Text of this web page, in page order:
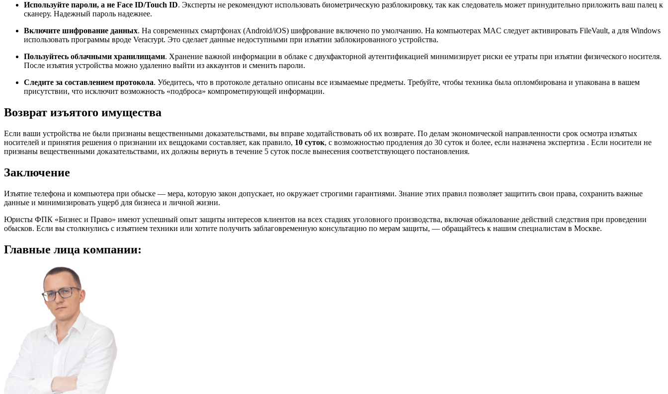
Используйте пароли, а не Face ID/Touch ID. Эксперты не рекомендуют использовать биометрическую разблокировку, так как следователь может принудительно приложить ваш палец к
сканеру. Надежный пароль надежнее.
Включите шифрование данных. На современных смартфонах (Android/iOS) шифрование включено по умолчанию. На компьютерах MAC следует активировать FileVault, а для Windows
использовать программы вроде Veracrypt. Это сделает данные недоступными при изъятии заблокированного устройства.
Пользуйтесь облачными хранилищами. Хранение важной информации в облаке с двухфакторной аутентификацией минимизирует риски ее утраты при изъятии физического носителя.
После изъятия устройства можно удаленно выйти из аккаунтов и сменить пароли.
Следите за составлением протокола. Убедитесь, что в протоколе детально описаны все изымаемые предметы. Требуйте, чтобы техника была опломбирована и упакована в вашем
присутствии, что исключит возможность «подброса» компрометирующей информации.
Возврат изъятого имущества
Если ваши устройства не были признаны вещественными доказательствами, вы вправе ходатайствовать об их возврате. По делам экономической направленности срок осмотра изъятых
носителей и принятия решения о признании их вещдоками составляет, как правило, 10 суток, с возможностью продления до 30 суток и более, если назначена экспертиза . Если носители не
признаны вещественными доказательствами, их должны вернуть в течение 5 суток после вынесения соответствующего постановления.
Заключение
Изъятие телефона и компьютера при обыске — мера, которую закон допускает, но окружает строгими гарантиями. Знание этих правил позволяет защитить свои права, сохранить важные
данные и минимизировать ущерб для бизнеса и личной жизни.
Юристы ФПК «Бизнес и Право» имеют успешный опыт защиты интересов клиентов на всех стадиях уголовного производства, включая обжалование действий следствия при проведении
обысков. Если вы столкнулись с изъятием техники или хотите получить заблаговременную консультацию по мерам защиты, — обращайтесь к нашим специалистам в Москве.
Главные лица компании: